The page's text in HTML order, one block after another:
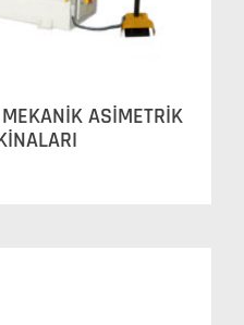
ASİMETRİK